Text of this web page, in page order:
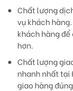
Chất lượng
vụ khách
khách hàng
hơn.
Chất lượng
nhanh nhất tại
giao hàng